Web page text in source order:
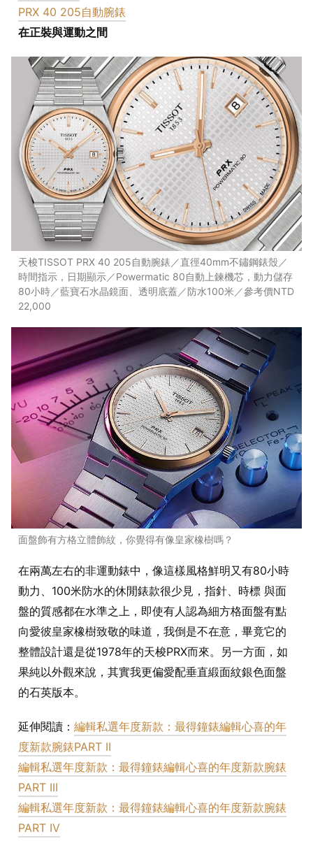
PRX 40 205自動腕錶
在正裝與運動之間
天梭TISSOT PRX 40 205自動腕錶／直徑40mm不鏽鋼錶殼／
時間指示，日期顯示／Powermatic 80自動上鍊機芯，動力儲存
80小時／藍寶石水晶鏡面、透明底蓋／防水100米／參考價NTD
22,000
面盤飾有方格立體飾紋，你覺得有像皇家橡樹嗎？
在兩萬左右的非運動錶中，像這樣風格鮮明又有80小時
動力、100米防水的休閒錶款很少見，指針、時標 與面
盤的質感都在水準之上，即使有人認為細方格面盤有點
向愛彼皇家橡樹致敬的味道，我倒是不在意，畢竟它的
整體設計還是從1978年的天梭PRX而來。另一方面，如
果純以外觀來說，其實我更偏愛配垂直緞面紋銀色面盤
的石英版本。
延伸閱讀： 編輯私選年度新款：最得鐘錶編輯心喜的年
度新款腕錶PART II
編輯私選年度新款：最得鐘錶編輯心喜的年度新款腕錶
PART III
編輯私選年度新款：最得鐘錶編輯心喜的年度新款腕錶
PART IV